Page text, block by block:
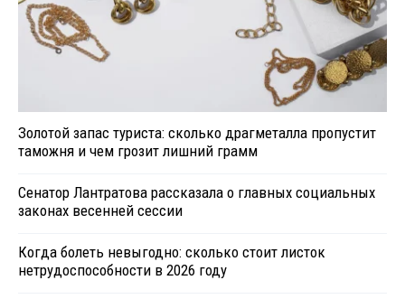
Золотой запас туриста: сколько драгметалла пропустит
таможня и чем грозит лишний грамм
Сенатор Лантратова рассказала о главных социальных
законах весенней сессии
Когда болеть невыгодно: сколько стоит листок
нетрудоспособности в 2026 году